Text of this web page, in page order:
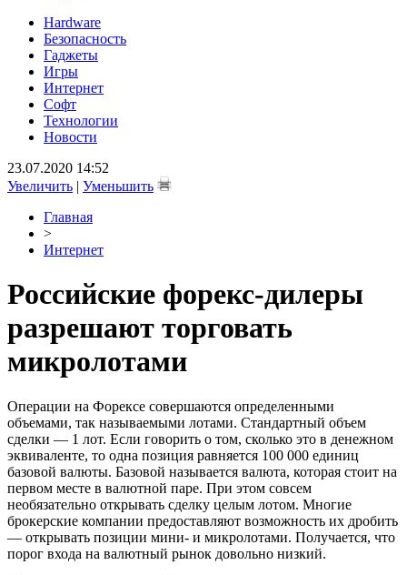
Hardware
Безопасность
Гаджеты
Игры
Интернет
Софт
Технологии
Новости
23.07.2020 14:52
Увеличить | Уменьшить
Главная
>
Интернет
Российские форекс-дилеры
разрешают торговать
микролотами
Операции на Форексе совершаются определенными
объемами, так называемыми лотами. Стандартный объем
сделки — 1 лот. Если говорить о том, сколько это в денежном
эквиваленте, то одна позиция равняется 100 000 единиц
базовой валюты. Базовой называется валюта, которая стоит на
первом месте в валютной паре. При этом совсем
необязательно открывать сделку целым лотом. Многие
брокерские компании предоставляют возможность их дробить
— открывать позиции мини- и микролотами. Получается, что
порог входа на валютный рынок довольно низкий.